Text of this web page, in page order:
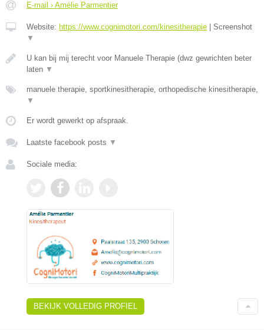
E-mail › Amélie Parmentier
Website: https://www.cognimotori.com/kinesitherapie
Screenshot
▼
U kan bij mij terecht voor Manuele Therapie (dwz gewrichten beter
laten ▼
manuele therapie, sportkinesitherapie, orthopedische kinesitherapie,
▼
Er wordt gewerkt op afspraak.
Laatste facebook posts ▼
Sociale media:
BEKIJK VOLLEDIG PROFIEL